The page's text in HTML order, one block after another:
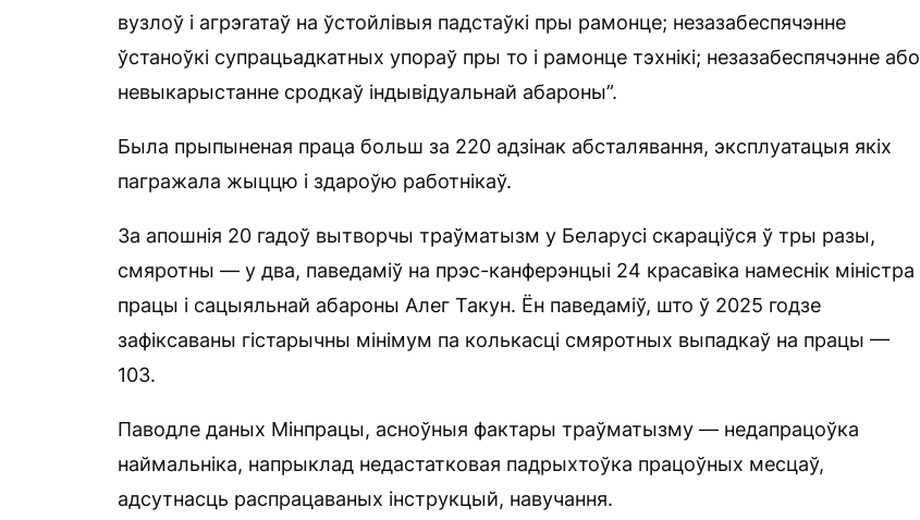
вузлоў і агрэгатаў на ўстойлівыя падстаўкі пры рамонце; незазабеспячэнне
ўстаноўкі супрацьадкатных упораў пры то і рамонце тэхнікі; незазабеспячэнне або
невыкарыстанне сродкаў індывідуальнай абароны”.
Была прыпыненая праца больш за 220 адзінак абсталявання, эксплуатацыя якіх
пагражала жыццю і здароўю работнікаў.
За апошнія 20 гадоў вытворчы траўматызм у Беларусі скараціўся ў тры разы,
смяротны — у два, паведаміў на прэс-канферэнцыі 24 красавіка намеснік міністра
працы і сацыяльнай абароны Алег Такун. Ён паведаміў, што ў 2025 годзе
зафіксаваны гістарычны мінімум па колькасці смяротных выпадкаў на працы —
103.
Паводле даных Мінпрацы, асноўныя фактары траўматызму — недапрацоўка
наймальніка, напрыклад недастатковая падрыхтоўка працоўных месцаў,
адсутнасць распрацаваных інструкцый, навучання.